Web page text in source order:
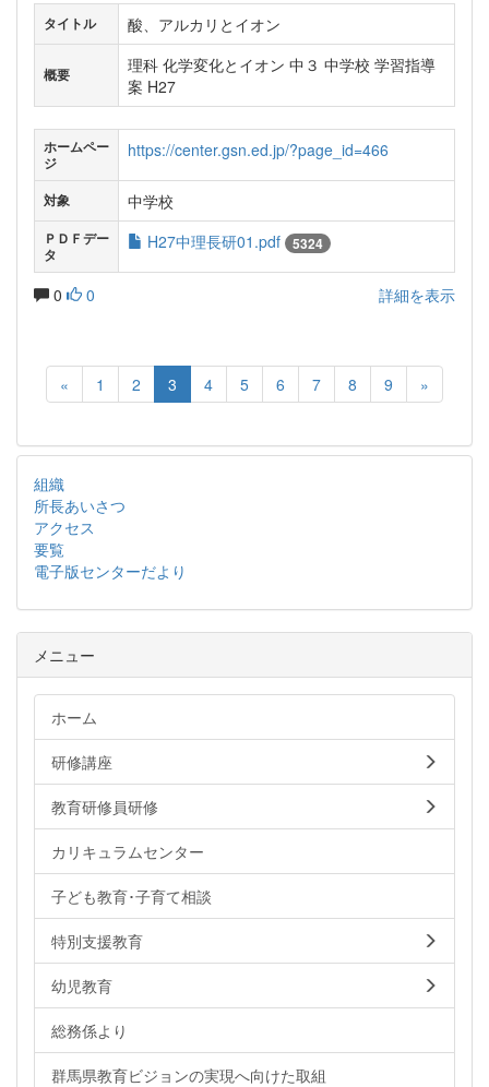
タイトル 酸、アルカリとイオン
概要
理科 化学変化とイオン 中３ 中学校 学習指導
案 H27
ホームペー
ジ
https://center.gsn.ed.jp/?page_id=466
対象 中学校
ＰＤＦデー
タ
H27中理長研01.pdf 5324
0 0 詳細を表示
« 1 2 3 4 5 6 7 8 9 »
組織
所長あいさつ
アクセス
要覧
電子版センターだより
メニュー
ホーム
研修講座
教育研修員研修
カリキュラムセンター
子ども教育･子育て相談
特別支援教育
幼児教育
総務係より
群馬県教育ビジョンの実現へ向けた取組